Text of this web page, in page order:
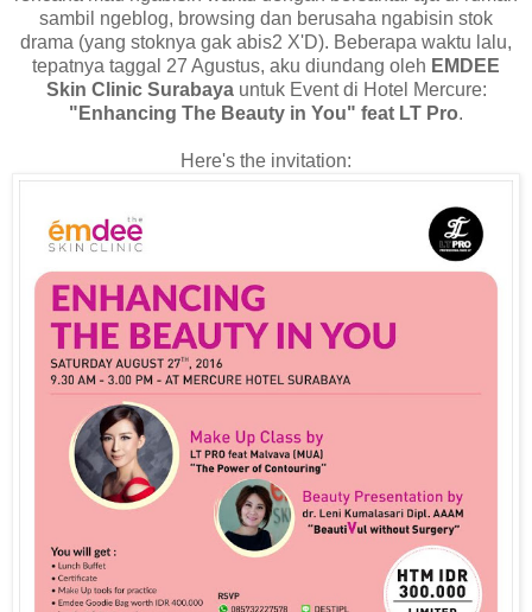
sambil ngeblog, browsing dan berusaha ngabisin stok
drama (yang stoknya gak abis2 X'D). Beberapa waktu lalu,
tepatnya taggal 27 Agustus, aku diundang oleh EMDEE
Skin Clinic Surabayauntuk Event di Hotel Mercure:
"Enhancing The Beauty in You" feat LT Pro.
Here's the invitation: